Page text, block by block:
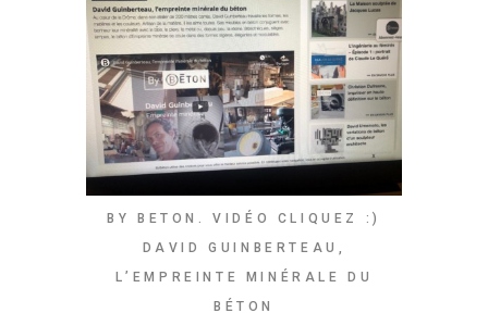
BY BETON. VIDÉO CLIQUEZ :)
DAVID GUINBERTEAU,
L’EMPREINTE MINÉRALE DU
BÉTON